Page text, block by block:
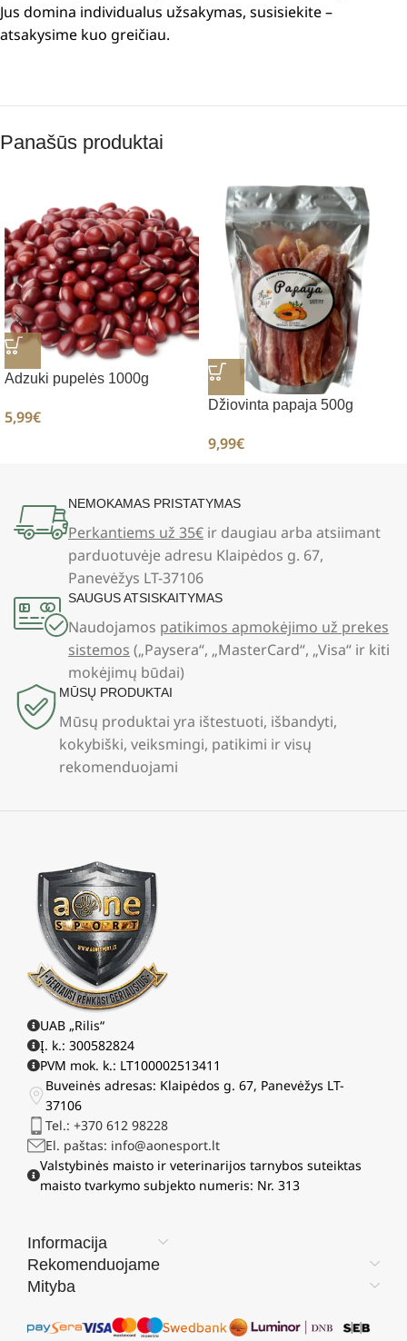
Jus domina individualus užsakymas, susisiekite –
atsakysime kuo greičiau.
Panašūs produktai
Adzuki pupelės 1000g
5,99€
Džiovinta papaja 500g
9,99€
NEMOKAMAS PRISTATYMAS
Perkantiems už 35€ ir daugiau arba atsiimant
parduotuvėje adresu Klaipėdos g. 67,
Panevėžys LT-37106
SAUGUS ATSISKAITYMAS
Naudojamos patikimos apmokėjimo už prekes
sistemos („Paysera“, „MasterCard“, „Visa“ ir kiti
mokėjimų būdai)
MŪSŲ PRODUKTAI
Mūsų produktai yra ištestuoti, išbandyti,
kokybiški, veiksmingi, patikimi ir visų
rekomenduojami
UAB „Rilis“
Į. k.: 300582824
PVM mok. k.: LT100002513411
Buveinės adresas: Klaipėdos g. 67, Panevėžys LT-
37106
Tel.: +370 612 98228
El. paštas: info@aonesport.lt
Valstybinės maisto ir veterinarijos tarnybos suteiktas
maisto tvarkymo subjekto numeris: Nr. 313
Informacija
Rekomenduojame
Mityba